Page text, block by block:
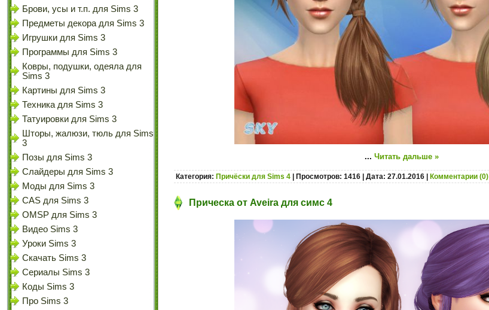
Брови, усы и т.п. для Sims 3
Предметы декора для Sims 3
Игрушки для Sims 3
Программы для Sims 3
Ковры, подушки, одеяла для
Sims 3
Картины для Sims 3
Техника для Sims 3
Татуировки для Sims 3
Шторы, жалюзи, тюль для Sims
3
Позы для Sims 3
Слайдеры для Sims 3
Моды для Sims 3
CAS для Sims 3
OMSP для Sims 3
Видео Sims 3
Уроки Sims 3
Скачать Sims 3
Сериалы Sims 3
Коды Sims 3
Про Sims 3
... Читать дальше »
Категория: Причёски для Sims 4 | Просмотров: 1416 | Дата: 27.01.2016 Комментарии (0)
Прическа от Aveira для симс 4